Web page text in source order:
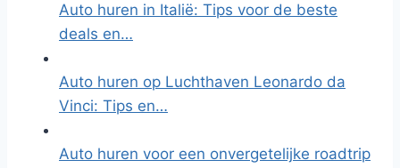
Auto huren in Italië: Tips voor de beste
deals en…
Auto huren op Luchthaven Leonardo da
Vinci: Tips en…
Auto huren voor een onvergetelijke roadtrip